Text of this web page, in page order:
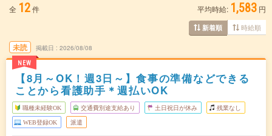
全 12件 平均時給: 1,583 円
新着順 時給順
未読
NEW
掲載日 2026/08/08
【8月～OK！週3日～】食事の準備などできる
ことから看護助手＊週払いOK
職種未経験OK 交通費別途支給あり 土日祝日が休み 残業なし
WEB登録OK 派遣